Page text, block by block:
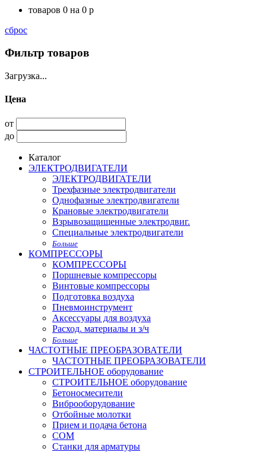
товаров 0 на 0 p
сброс
Фильтр товаров
Загрузка...
Цена
от
до
Каталог
ЭЛЕКТРОДВИГАТЕЛИ
ЭЛЕКТРОДВИГАТЕЛИ
Трехфазные электродвигатели
Однофазные электродвигатели
Крановые электродвигатели
Взрывозащищенные электродвиг.
Специальные электродвигатели
Больше
КОМПРЕССОРЫ
КОМПРЕССОРЫ
Поршневые компрессоры
Винтовые компрессоры
Подготовка воздуха
Пневмоинструмент
Аксессуары для воздуха
Расход. материалы и з/ч
Больше
ЧАСТОТНЫЕ ПРЕОБРАЗОВАТЕЛИ
ЧАСТОТНЫЕ ПРЕОБРАЗОВАТЕЛИ
СТРОИТЕЛЬНОЕ оборудование
СТРОИТЕЛЬНОЕ оборудование
Бетоносмесители
Виброоборудование
Отбойные молотки
Прием и подача бетона
СОМ
Станки для арматуры